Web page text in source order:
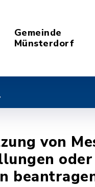
Gemeinde
Münsterdorf
von
oder